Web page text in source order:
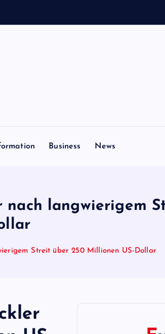
Business News
langwierigem
Streit über 250 Millionen US-Dollar